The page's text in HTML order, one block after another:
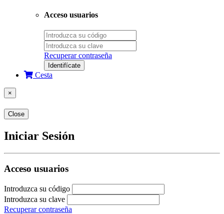
Acceso usuarios
Recuperar contraseña
Identifícate
Cesta
×
Close
Iniciar Sesión
Acceso usuarios
Introduzca su código
Introduzca su clave
Recuperar contraseña